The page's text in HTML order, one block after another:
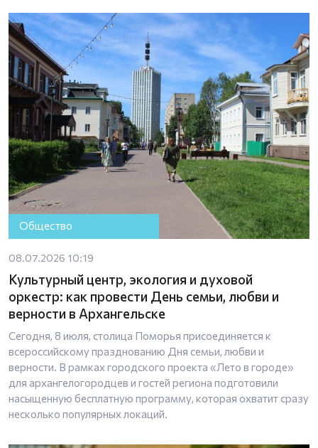
Общество
08.07.2026 10:19
Культурный центр, экология и духовой
оркестр: как провести День семьи, любви и
верности в Архангельске
Сегодня, 8 июля, столица Поморья присоединяется к
всероссийскому празднованию Дня семьи, любви и
верности. В рамках городского проекта «Лето в городе»
для архангелогородцев и гостей региона подготовили
насыщенную бесплатную программу, которая охватит сразу
несколько популярных локаций.